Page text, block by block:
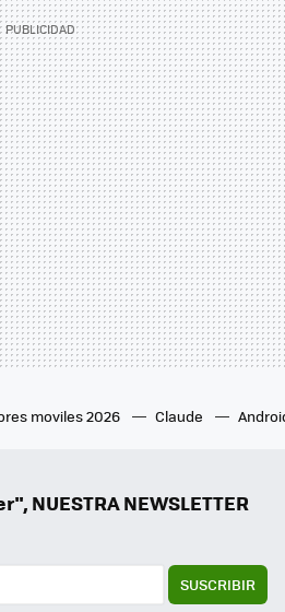
moviles 2026 Claude
NUESTRA NEWSLETTER
SUSCRIBIR